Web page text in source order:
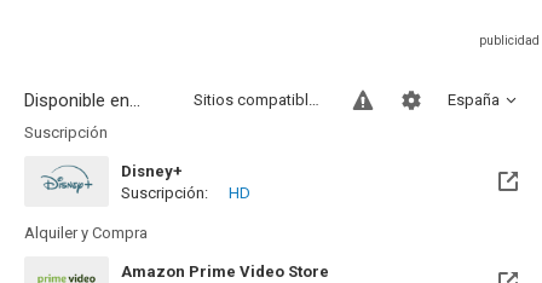
Disponible en... España
Sitios compatibles
Suscripción
Disney+
Suscripción:
HD
Alquiler y Compra
Amazon Prime Video Store